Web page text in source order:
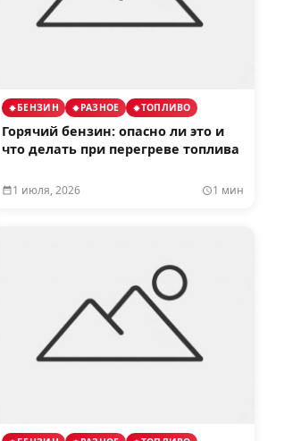
БЕНЗИН РАЗНОЕ ТОПЛИВО
Горячий бензин: опасно ли это и
что делать при перегреве топлива
1 июля, 2026 1 мин